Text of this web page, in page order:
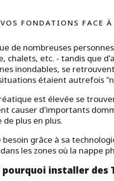
VOS FONDATIONS FACE
de nombreuses
chalets, etc. - tandis que
inondables, se
étaient autrefois
est élevée se
causer d'importants
plus en plus.
grâce à sa
les zones où la nappe
pourquoi installer